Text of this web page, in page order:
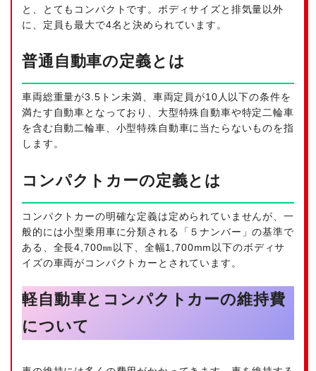
と、とてもコンパクトです。ボディサイズと排気量以外
に、定員も最大で4名と決められています。
普通自動車の定義とは
車両総重量が3.5トン未満、車両定員が10人以下の条件を
満たす自動車となっており、大型特殊自動車や特定二輪車
を含む自動二輪車、小型特殊自動車に当たらないものを指
します。
コンパクトカーの定義とは
コンパクトカーの明確な定義は定められていませんが、一
般的には小型乗用車に分類される「５ナンバー」の基準で
ある、全長4,700㎜以下、全幅1,700mm以下のボディサ
イズの車両がコンパクトカーとされています。
軽自動車とコンパクトカーの維持費
について